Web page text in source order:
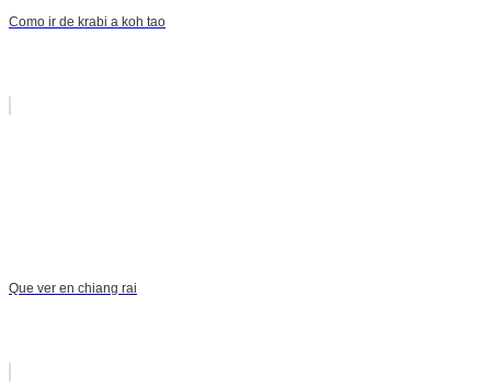
Como ir de krabi a koh tao
Que ver en chiang rai